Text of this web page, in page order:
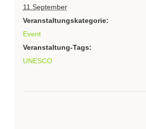
11.September
Veranstaltungskategorie:
Event
Veranstaltung-Tags:
UNESCO